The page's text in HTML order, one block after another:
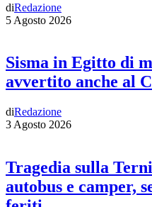
diRedazione
5 Agosto 2026
Sisma in Egitto di
avvertito anche al
diRedazione
3 Agosto 2026
Tragedia sulla
autobus e camper,